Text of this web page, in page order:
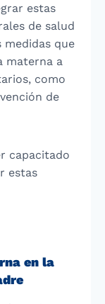
estas
de salud
que
materna a
como
de
capacitado
estas
en la